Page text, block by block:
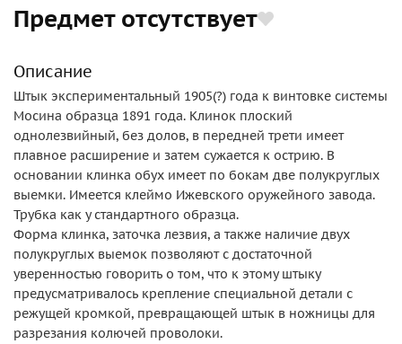
Предмет отсутствует
Описание
Штык экспериментальный 1905(?) года к винтовке системы
Мосина образца 1891 года. Клинок плоский
однолезвийный, без долов, в передней трети имеет
плавное расширение и затем сужается к острию. В
основании клинка обух имеет по бокам две полукруглых
выемки. Имеется клеймо Ижевского оружейного завода.
Трубка как у стандартного образца.
Форма клинка, заточка лезвия, а также наличие двух
полукруглых выемок позволяют с достаточной
уверенностью говорить о том, что к этому штыку
предусматривалось крепление специальной детали с
режущей кромкой, превращающей штык в ножницы для
разрезания колючей проволоки.